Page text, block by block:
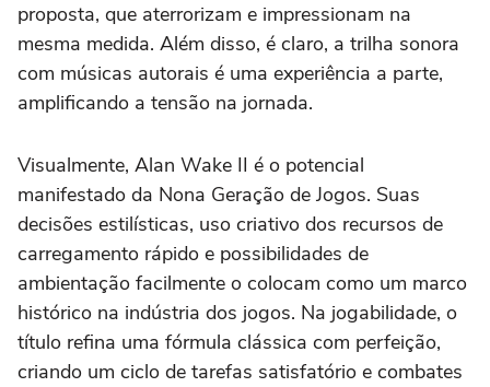
proposta, que aterrorizam e impressionam na
mesma medida. Além disso, é claro, a trilha sonora
com músicas autorais é uma experiência a parte,
amplificando a tensão na jornada.
Visualmente, Alan Wake II é o potencial
manifestado da Nona Geração de Jogos. Suas
decisões estilísticas, uso criativo dos recursos de
carregamento rápido e possibilidades de
ambientação facilmente o colocam como um marco
histórico na indústria dos jogos. Na jogabilidade, o
título refina uma fórmula clássica com perfeição,
criando um ciclo de tarefas satisfatório e combates